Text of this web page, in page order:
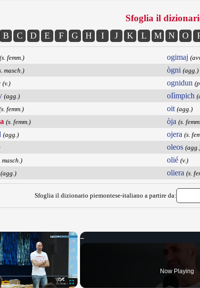
Sfoglia il
B C D E F G H I J K L M N O
(s. femm.)
masch.)
(v.)
(agg.)
femm.)
(s. femm.)
(agg.)
masch.)
(agg.)
ogimaj
ògni (agg.)
ognidun
oIìmpich
oit (agg.)
òja (s.
ojera (s.
oleos
olié (v.)
oliera (s.
Sfoglia il dizionario piemontese-italiano a partire da:
×
Now Playing